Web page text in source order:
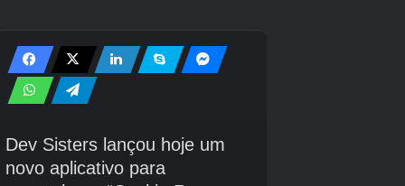
Spotlight Hour ou Go Tour, pode apresentar
Mareep, dando a você a chance de caçar
brilhantemente. Dito isto, a menos que esses
pode obter um Mareep brilhante, você terá que
confiar na sorte.